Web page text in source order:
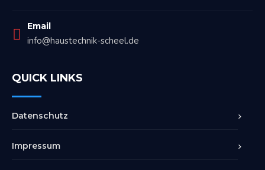
Email
info@haustechnik-scheel.de
QUICK LINKS
Datenschutz
Impressum